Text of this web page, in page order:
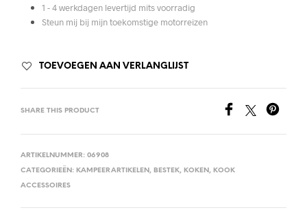
1 - 4 werkdagen levertijd mits voorradig
Steun mij bij mijn toekomstige motorreizen
TOEVOEGEN AAN VERLANGLIJST
SHARE THIS PRODUCT
ARTIKELNUMMER: 06908
CATEGORIEËN: KAMPEERARTIKELEN, BESTEK, KOKEN, KOOK
ACCESSOIRES